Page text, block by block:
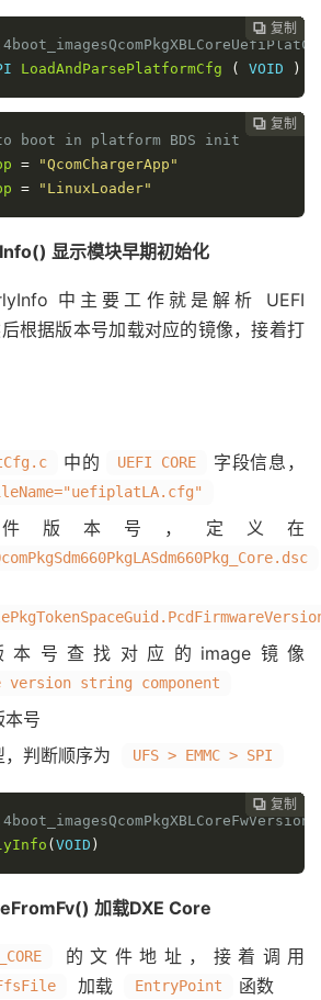
 复制
 复制
 复制
 复制
 复制
 复制
 复制
 复制
 复制
 复制
LoadAndParsePlatformCfg ( VOID )
 复制
 复制
 复制
 复制
 复制
 复制
 复制
 复制
 复制
boot in platform BDS init
=
"QcomChargerApp"
= "LinuxLoader"
显示模块早期初始化
中主要工作就是解析 UEFI
根据版本号加载对应的镜像，接着打
中的 UEFI CORE 字段信息，
版本号，定义在
号查找对应的image镜像
version string component
本号
，判断顺序为
UFS > EMMC > SPI
 复制
 复制
 复制
 复制
 复制
 复制
 复制
 复制
( VOID )
加载DXE Core
的文件地址，接着调用
加载 EntryPoint 函数